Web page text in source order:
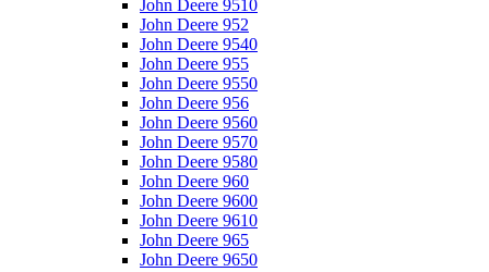
John Deere 9510
John Deere 952
John Deere 9540
John Deere 955
John Deere 9550
John Deere 956
John Deere 9560
John Deere 9570
John Deere 9580
John Deere 960
John Deere 9600
John Deere 9610
John Deere 965
John Deere 9650